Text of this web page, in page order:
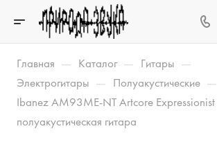
Главная — Каталог — Гитары —
Электрогитары — Полуакустические —
Ibanez AM93ME-NT Artcore Expressionist
полуакустическая гитара